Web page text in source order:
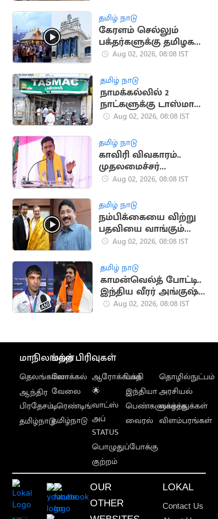
தமிழ் நாடு
கேரளம் செல்லும்
பக்தர்களுக்கு தமிழக
அரசு அறிவுறுத்தல்
Aug 02, 2026, 08:08 IST
தமிழ் நாடு
நாமக்கல்லில் 2
நாட்களுக்கு டாஸ்மாக்
கடைகள் மூட உத்தரவு
Aug 02, 2026, 08:08 IST
தமிழ் நாடு
காவிரி விவகாரம்..
முதலமைச்சர்
விஜய்க்கு கர்நாடக
Aug 02, 2026, 08:08 IST
தமிழ் நாடு
நம்பிக்கையை விற்று
பதவியை வாங்கும்
நச்சுப்பாம்புகள்:
Aug 02, 2026, 08:08 IST
தமிழ் நாடு
காமன்வெல்த் போட்டி..
இந்திய வீரர் அங்குஷ்
பங்கல் தங்கம்
Aug 02, 2026, 08:08 IST
மாநிலங்கள்
தெலங்கானா
ஆந்திர
பிரதேசம்
தமிழ்நாடு
மற்ற பிரிவுகள்
லோக்கல்
வேலை
டிரெண்டிங்
தமிழ்நாடு
ஆரோக்கியம்
🌟
வாட்ஸ்
அப்
STATUS
பொழுதுப்போக்கு
குற்றம்
பக்தி
இந்தியா
பெண்களுக்காக
வைரல்
தொழில்நுட்பம்
அரசியல்
வாழ்த்துக்கள்
விளம்பரங்கள்
OUR
OTHER
LOKAL
Contact Us